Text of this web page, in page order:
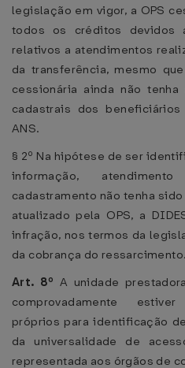
legislação em vigor, a OPS
todos os créditos devidos
relativos a atendimentos
da transferência, mesmo
cessionária ainda não
cadastrais dos
ANS.
§ 2º Na hipótese de ser
informação,
cadastramento não tenha
atualizado pela OPS, a
infração, nos termos da
da cobrança do ressarcimento.
Art. 8º A unidade
comprovadamente
próprios para identificação
da universalidade de
representada aos órgãos de